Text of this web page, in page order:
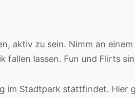
aktiv zu sein. Nimm an
fallen lassen. Fun und Flirts
im Stadtpark stattfindet.